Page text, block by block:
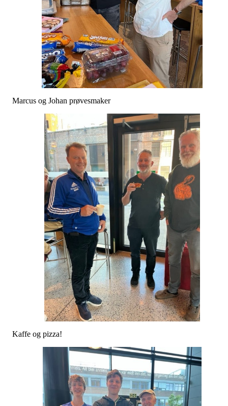
Marcus og Johan prøvesmaker
Kaffe og pizza!